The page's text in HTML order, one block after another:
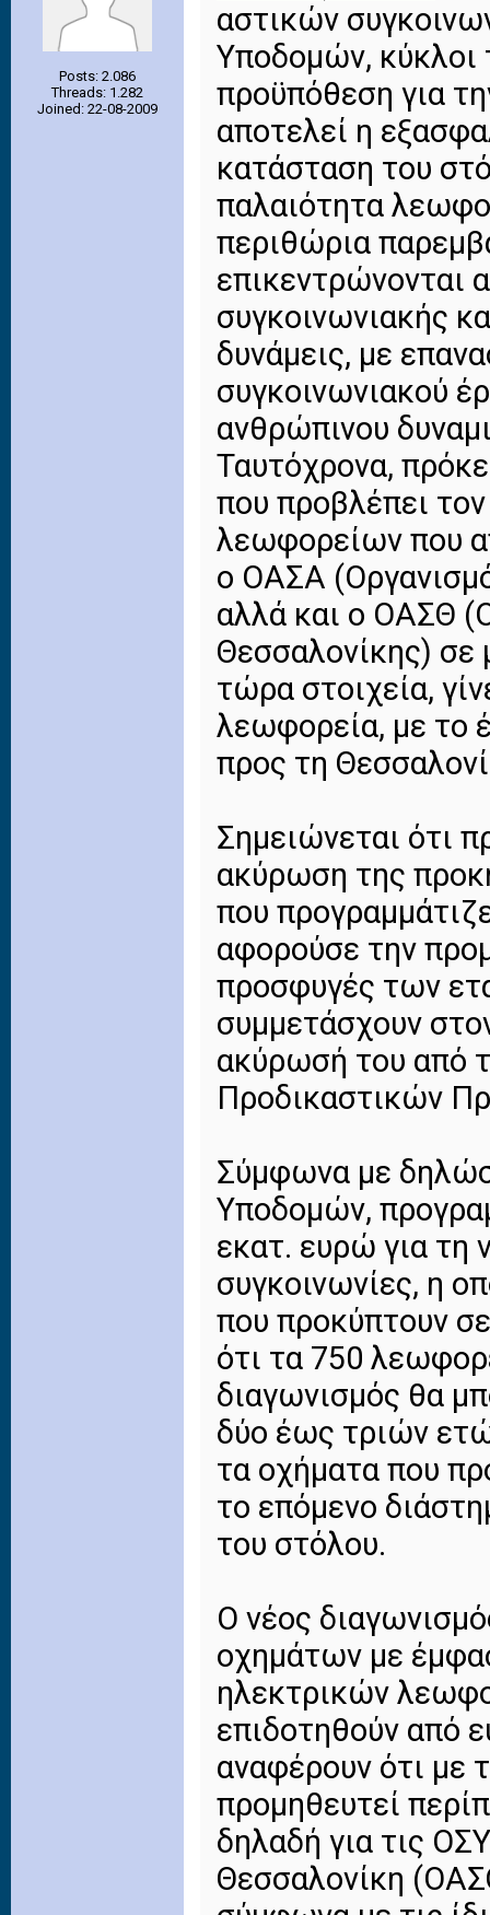
Posts: 2.086
Threads: 1.282
Joined: 22-08-2009
αστικών
Υποδομών, κύκλοι
προϋπόθεση για
αποτελεί η
κατάσταση του
παλαιότητα
περιθώρια
επικεντρώνονται
συγκοινωνιακής
δυνάμεις, με
συγκοινωνιακού
ανθρώπινου
Ταυτόχρονα,
που προβλέπει
λεωφορείων που
ο ΟΑΣΑ
αλλά και ο ΟΑΣΘ
Θεσσαλονίκης)
τώρα στοιχεία,
λεωφορεία, με το
προς τη
Σημειώνεται ότι
ακύρωση της
που
αφορούσε την
προσφυγές των
συμμετάσχουν
ακύρωσή του από
Προδικαστικών
Σύμφωνα με
Υποδομών,
εκατ. ευρώ για τη
συγκοινωνίες, η
που προκύπτουν
ότι τα 750
διαγωνισμός θα
δύο έως τριών
τα οχήματα που
το επόμενο
του στόλου.
Ο νέος
οχημάτων με
ηλεκτρικών
επιδοτηθούν από
αναφέρουν ότι με
προμηθευτεί
δηλαδή για τις
Θεσσαλονίκη